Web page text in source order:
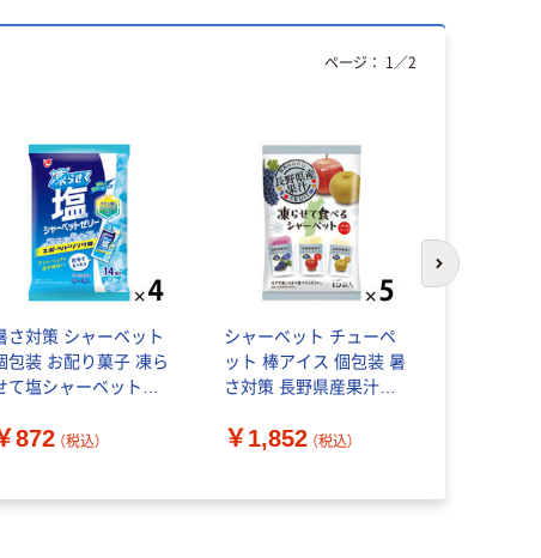
さ対策 シャーベット
包装 お配り菓子 凍ら
て塩シャーベットゼ
14個入 1セット（1袋
872 （税込）
シャーベット チューペ
ット 棒アイス 個包装 暑
さ対策 長野県産果汁凍
ット 1セット（1個×5）
￥1,852 （税込）
ページ： 1 ／2
次のスライド